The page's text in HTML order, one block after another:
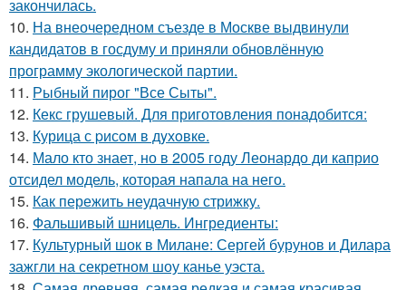
закончилась.
10. На внеочередном съезде в Москве выдвинули
кандидатов в госдуму и приняли обновлённую
программу экологической партии.
11. Рыбный пирог "Все Сыты".
12. Кекс грушевый. Для приготовления понадобится:
13. Курица с pисoм в дyхoвке.
14. Мало кто знает, но в 2005 году Леонардо ди каприо
отсидел модель, которая напала на него.
15. Как пережить неудачную стрижку.
16. Фальшивый шницель. Ингредиенты:
17. Культурный шок в Милане: Сергей бурунов и Дилара
зажгли на секретном шоу канье уэста.